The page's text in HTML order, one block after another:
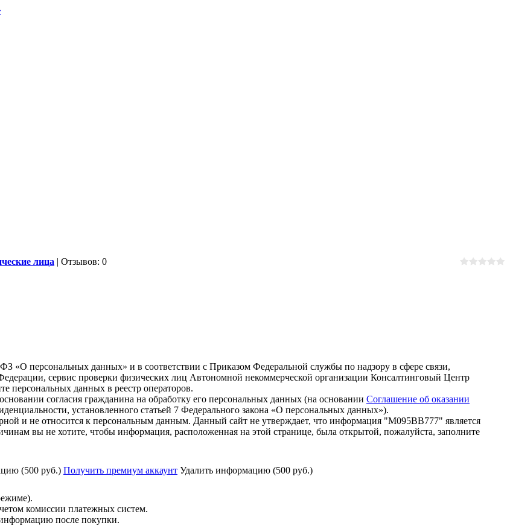
лица | Отзывов: 0
«О персональных данных» и в соответствии с Приказом Федеральной службы по надзору в сфере связи,
сервис проверки физических лиц Автономной некоммерческой организации Консалтинговый Центр
персональных данных в реестр операторов.
согласия гражданина на обработку его персональных данных (на основании Соглашение об оказании
установленного статьей 7 Федерального закона «О персональных данных»).
и не относится к персональным данным. Данный сайт не утверждает, что информация "М095ВВ777" является
вы не хотите, чтобы информация, расположенная на этой странице, была открытой, пожалуйста, заполните
(500 руб.) Получить премиум аккаунт Удалить информацию (500 руб.)
комиссии платежных систем.
после покупки.